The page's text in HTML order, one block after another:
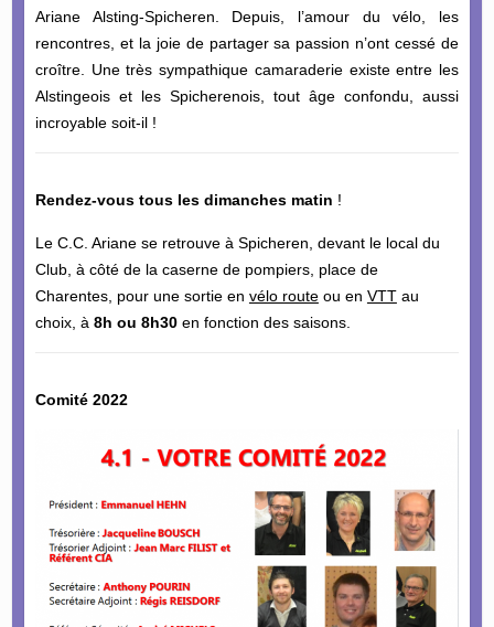
Ariane Alsting-Spicheren. Depuis, l’amour du vélo, les
rencontres, et la joie de partager sa passion n’ont cessé de
croître. Une très sympathique camaraderie existe entre les
Alstingeois et les Spicherenois, tout âge confondu, aussi
incroyable soit-il !
Rendez-vous tous les dimanches matin !
Le C.C. Ariane se retrouve à Spicheren, devant le local du
Club, à côté de la caserne de pompiers, place de
Charentes, pour une sortie en vélo routeou en VTTau
choix, à 8h ou 8h30en fonction des saisons.
Comité 2022